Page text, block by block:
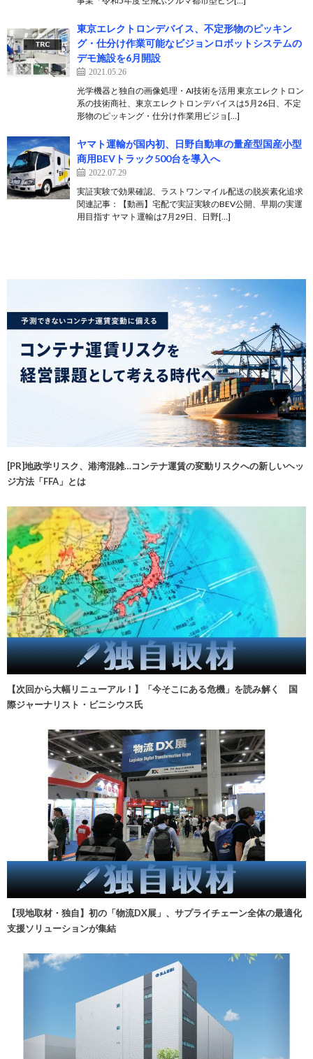
東京エレクトロンデバイス、不定形物のピッキン
グ・仕分け作業可能なビジョンロボットシステムの
デモ施設を6月開設
2021.05.26
光学機器と独自の画像処理・AI技術を活用 東京エレクトロン
系の技術商社、東京エレクトロンデバイスは5月26日、不定
形物のピッキング・仕分け作業用ビジョ[…]
ヤマト運輸が国内初、日野自動車の量産型国産小型
商用BEVトラック500台を導入へ
2022.07.29
実証実験で効果確認、ラストワンマイル配送の脱炭素化追求
関連記事：【動画】宅配で実証実験のBEV公開、早期の実運
用目指す ヤマト運輸は7月29日、日野[…]
[PR]地政学リスク、港湾混雑…コンテナ運賃の変動リスクへの新しいヘッ
ジ方法「FFA」とは
【次回から大幅リニューアル！】「今そこにある危機」を読み解く 国
際ジャーナリスト・ビニシウス氏
【現地取材・独自】初の「物流DX展」、サプライチェーン全体の最適化
支援ソリューションが集結